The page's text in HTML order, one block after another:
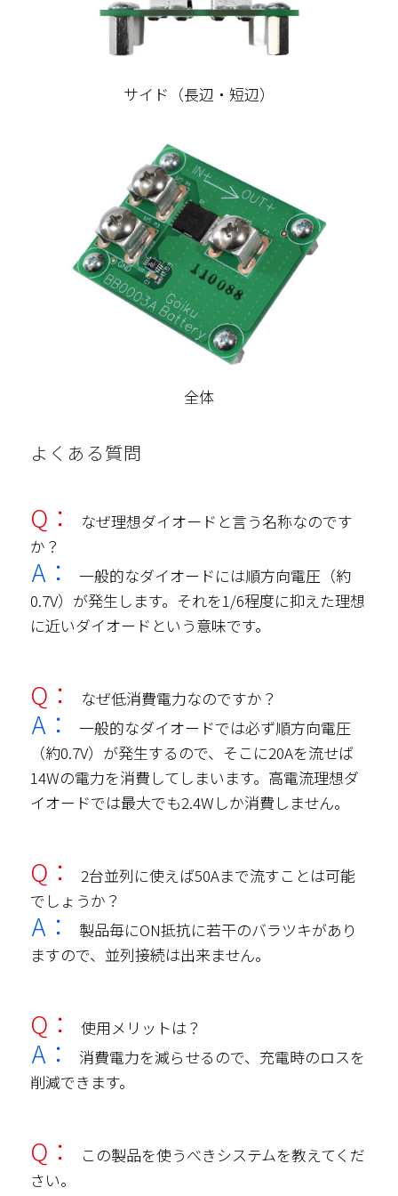
サイド（長辺・短辺）
全体
よくある質問
Q：
なぜ理想ダイオードと言う名称なのです
か？
A：
一般的なダイオードには順方向電圧（約
0.7V）が発生します。それを1/6程度に抑えた理想
に近いダイオードという意味です。
Q： なぜ低消費電力なのですか？
A：
一般的なダイオードでは必ず順方向電圧
（約0.7V）が発生するので、そこに20Aを流せば
14Wの電力を消費してしまいます。高電流理想ダ
イオードでは最大でも2.4Wしか消費しません。
Q：
2台並列に使えば50Aまで流すことは可能
でしょうか？
A：
製品毎にON抵抗に若干のバラツキがあり
ますので、並列接続は出来ません。
Q： 使用メリットは？
A：
消費電力を減らせるので、充電時のロスを
削減できます。
Q：
この製品を使うべきシステムを教えてくだ
さい。